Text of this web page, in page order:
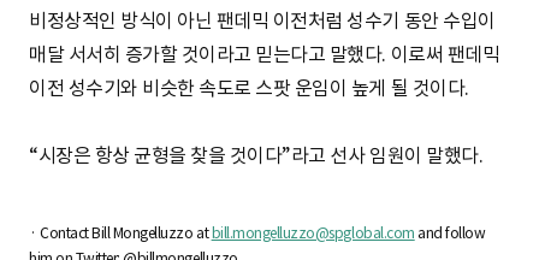
비정상적인 방식이 아닌 팬데믹 이전처럼 성수기 동안 수입이
매달 서서히 증가할 것이라고 믿는다고 말했다. 이로써 팬데믹
이전 성수기와 비슷한 속도로 스팟 운임이 높게 될 것이다.
“시장은 항상 균형을 찾을 것이다”라고 선사 임원이 말했다.
· Contact Bill Mongelluzzo at bill.mongelluzzo@spglobal.com and follow